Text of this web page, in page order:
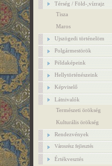
Térség / Föld-,vízrajz
Tisza
Maros
Ujszögedi történelöm
Polgármestörök
Példaképeink
Hellytörténészeink
Képviselő
Látnivalók
Természeti örökség
Kulturális örökség
Rendezvények
Városrész fejlesztés
Értékvesztés